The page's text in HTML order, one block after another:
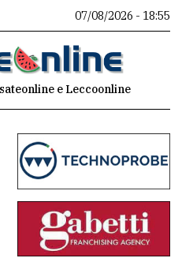
07/08/2026 - 18:55
e Leccoonline